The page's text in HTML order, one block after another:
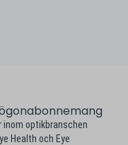
inom optikbranschen
Health och Eye